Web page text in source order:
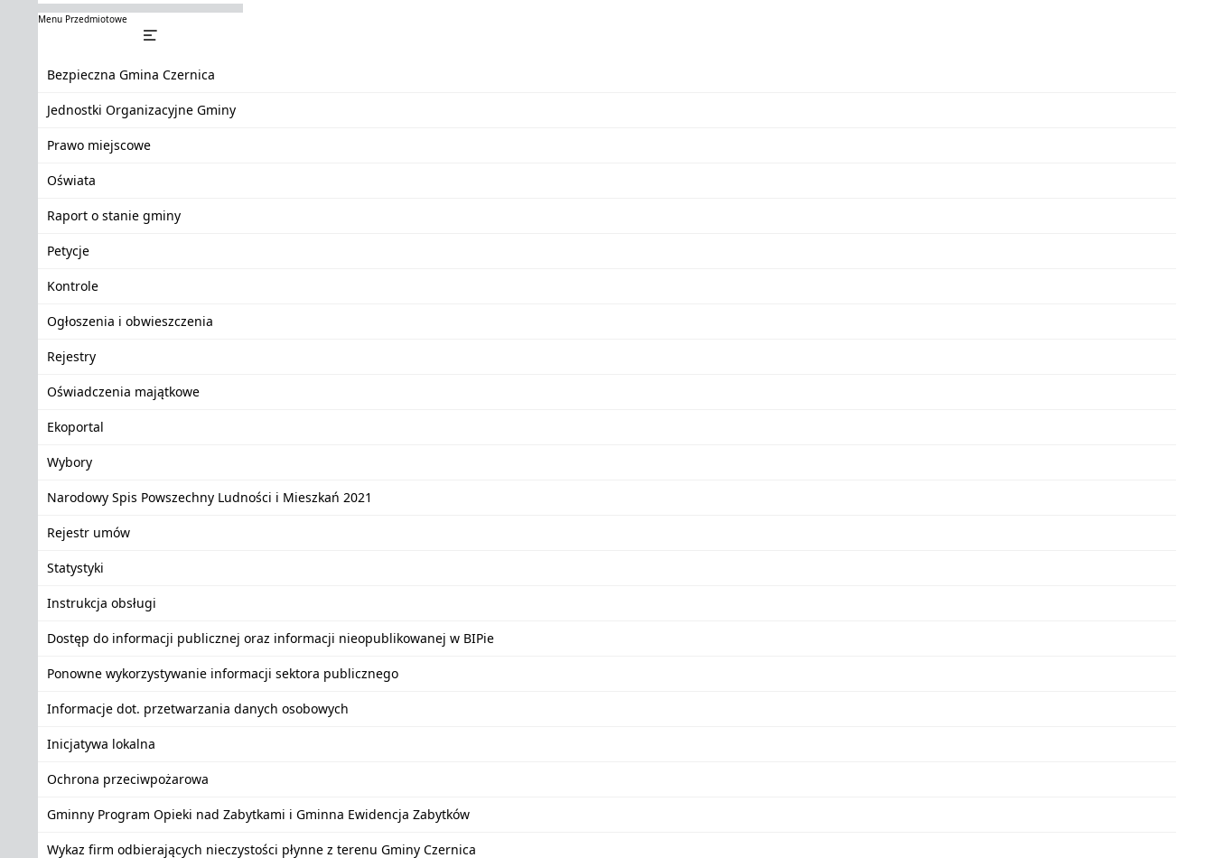
Menu Przedmiotowe
Bezpieczna Gmina Czernica
Jednostki Organizacyjne Gminy
Prawo miejscowe
Oświata
Raport o stanie gminy
Petycje
Kontrole
Ogłoszenia i obwieszczenia
Rejestry
Oświadczenia majątkowe
Ekoportal
Wybory
Narodowy Spis Powszechny Ludności i Mieszkań 2021
Rejestr umów
Statystyki
Instrukcja obsługi
Dostęp do informacji publicznej oraz informacji nieopublikowanej w BIPie
Ponowne wykorzystywanie informacji sektora publicznego
Informacje dot. przetwarzania danych osobowych
Inicjatywa lokalna
Ochrona przeciwpożarowa
Gminny Program Opieki nad Zabytkami i Gminna Ewidencja Zabytków
Wykaz firm odbierających nieczystości płynne z terenu Gminy Czernica